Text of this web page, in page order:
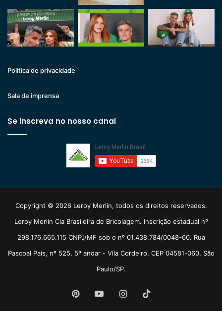
Politica de privacidade
Sala de imprensa
Se inscreva no nosso canal
Copyright © 2026 Leroy Merlin, todos os direitos reservados.
Leroy Merlin Cia Brasileira de Bricolagem. Inscrição estadual nº
298.176.665.115 CNPJ/MF sob o nº 01.438.784/0048-60. Rua
Pascoal Pais, nº 525, 5º andar - Vila Cordeiro, CEP 04581-060, São
Paulo/SP.
PinterestYouTubeInstagram